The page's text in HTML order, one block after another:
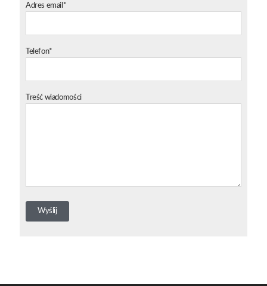
Adres email*
Telefon*
Treść wiadomości